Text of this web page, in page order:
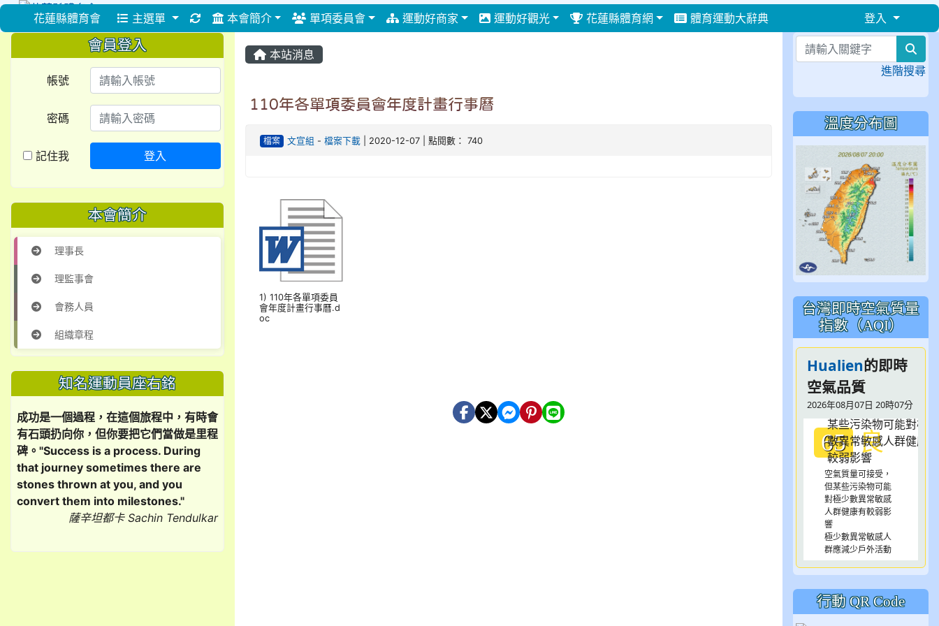
花蓮縣體育會 主選單 重新取得佈景設定
本會簡介 單項委員會 運動好商家 運動好觀光 花蓮縣體育網 體育運動大辭典 登入
本站消息
110年各單項委員會年度計畫行事曆
檔案 文宣組 - 檔案下載| 2020-12-07 | 點閱數： 740
1) 110年各單項委員
會年度計畫行事曆.d
oc
會員登入
帳號
密碼
記住我 登入
本會簡介
理事長
理監事會
會務人員
組織章程
知名運動員座右銘
成功是一個過程，在這個旅程中，有時會
有石頭扔向你，但你要把它們當做是里程
碑。"Success is a process. During
that journey sometimes there are
stones thrown at you, and you
convert them into milestones."
薩辛坦都卡 Sachin Tendulkar
進階搜尋
溫度分布圖
台灣即時空氣質量
指數（AQI）
Hualien的即時
空氣品質
2026年08月07日 20時07分
65 良
空氣質量可接受，
但某些污染物可能
對極少數異常敏感
人群健康有較弱影
響
極少數異常敏感人
群應減少戶外活動
行動 QR Code